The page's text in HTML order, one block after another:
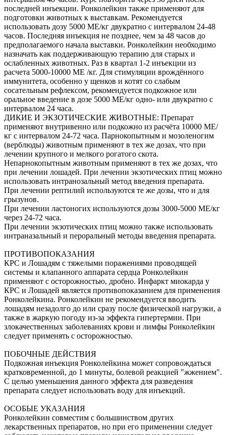
последней инъекции. Ронколейкин также применяют для
подготовки животных к выставкам. Рекомендуется
использовать дозу 5000 МЕ/кг двукратно с интервалом 24-48
часов. Последняя инъекция не позднее, чем за 48 часов до
предполагаемого начала выставки. Ронколейкин необходимо
назначать как поддерживающую терапию для старых и
ослабленных животных. Раз в квартал 1-2 инъекции из
расчета 5000-10000 МЕ /кг. Для стимуляции врождённого
иммунитета, особенно у щенков и котят со слабым
сосательным рефлексом, рекомендуется подкожное или
оральное введение в дозе 5000 МЕ/кг одно- или двукратно с
интервалом 24 часа.
ДИКИЕ И ЭКЗОТИЧЕСКИЕ ЖИВОТНЫЕ: Препарат
применяют внутривенно или подкожно из расчёта 10000 МЕ/
кг с интервалом 24-72 часа. Парнокопытным и мозоленогим
(верблюды) животным применяют в тех же дозах, что при
лечении крупного и мелкого рогатого скота.
Непарнокопытным животным применяют в тех же дозах, что
при лечении лошадей. При лечении экзотических птиц можно
использовать интранозальный метод введения препарата.
При лечении рептилий используются те же дозы, что и для
грызунов.
При лечении ластоногих используются дозы 3000-5000 МЕ/кг
через 24-72 часа.
При лечении экзотических птиц можно также использовать
интраназальный и пероральный методы введения препарата.
ПРОТИВОПОКАЗАНИЯ
КРС и Лошадям с тяжелыми поражениями проводящей
системы и клапанного аппарата сердца Ронколейкин
применяют с осторожностью, дробно. Инфаркт миокарда у
КРС и Лошадей является противопоказанием для применения
Ронколейкина. Ронколейкин не рекомендуется вводить
лошадям незадолго до или сразу после физической нагрузки, а
также в жаркую погоду из-за эффекта гипертермии. При
злокачественных заболеваниях крови и лимфы Ронколейкин
следует применять с осторожностью.
ПОБОЧНЫЕ ДЕЙСТВИЯ
Подкожная инъекция Ронколейкина может сопровождаться
кратковременной, до 1 минуты, болевой реакцией "жжением".
С целью уменьшения данного эффекта для разведения
препарата следует использовать воду для инъекций.
ОСОБЫЕ УКАЗАНИЯ
Ронколейкин совместим с большинством других
лекарственных препаратов, но при его применении следует